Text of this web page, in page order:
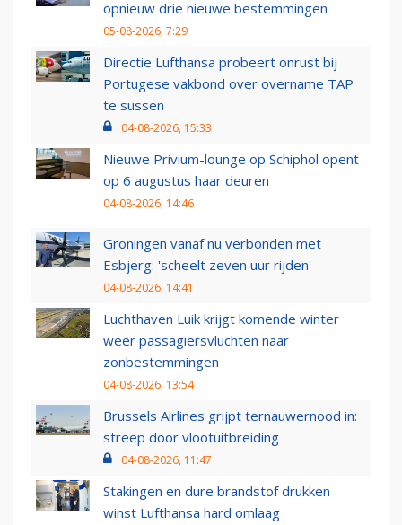
opnieuw drie nieuwe bestemmingen
05-08-2026, 7:29
Directie Lufthansa probeert onrust bij
Portugese vakbond over overname TAP
te sussen
04-08-2026, 15:33
Nieuwe Privium-lounge op Schiphol opent
op 6 augustus haar deuren
04-08-2026, 14:46
Groningen vanaf nu verbonden met
Esbjerg: 'scheelt zeven uur rijden'
04-08-2026, 14:41
Luchthaven Luik krijgt komende winter
weer passagiersvluchten naar
zonbestemmingen
04-08-2026, 13:54
Brussels Airlines grijpt ternauwernood in:
streep door vlootuitbreiding
04-08-2026, 11:47
Stakingen en dure brandstof drukken
winst Lufthansa hard omlaag